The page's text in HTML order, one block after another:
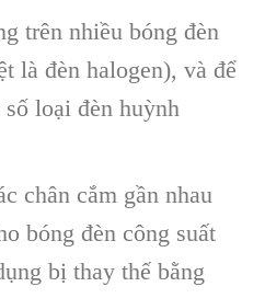
trên nhiều bóng đèn
là đèn halogen), và để
loại đèn huỳnh
chân cắm gần nhau
bóng đèn công suất
bị thay thế bằng